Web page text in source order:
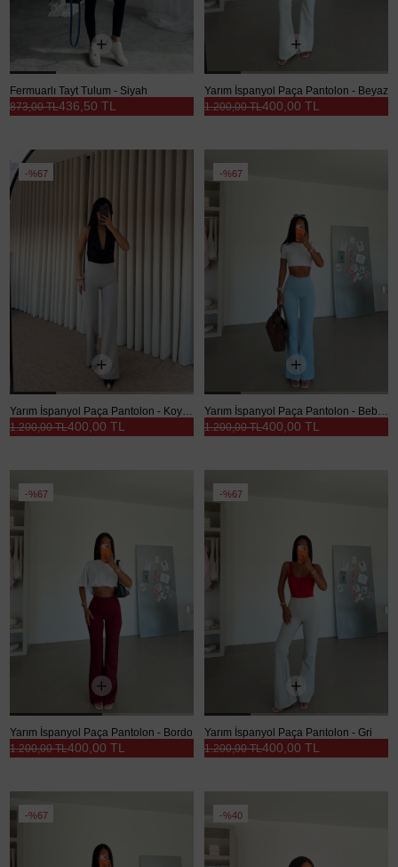
Fermuarlı Tayt Tulum - Siyah
436,50 TL
873,00 TL
Yarım İspanyol Paça Pantolon - Beyaz
400,00 TL
1.200,00 TL
%67
Yarım İspanyol Paça Pantolon - Koyu Gri
400,00 TL
1.200,00 TL
%67
Yarım İspanyol Paça Pantolon - Bebe Mavi
400,00 TL
1.200,00 TL
%67
Yarım İspanyol Paça Pantolon - Bordo
400,00 TL
1.200,00 TL
%67
Yarım İspanyol Paça Pantolon - Gri
400,00 TL
1.200,00 TL
%67 %40